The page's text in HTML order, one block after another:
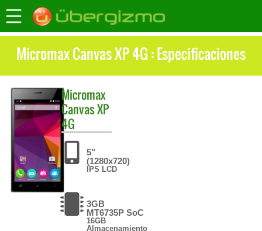
Micromax Canvas XP 4G : Especificaciones
Micromax
Canvas XP
4G
5"
(1280x720)
IPS LCD
3GB
MT6735P SoC
16GB
Almacenamiento